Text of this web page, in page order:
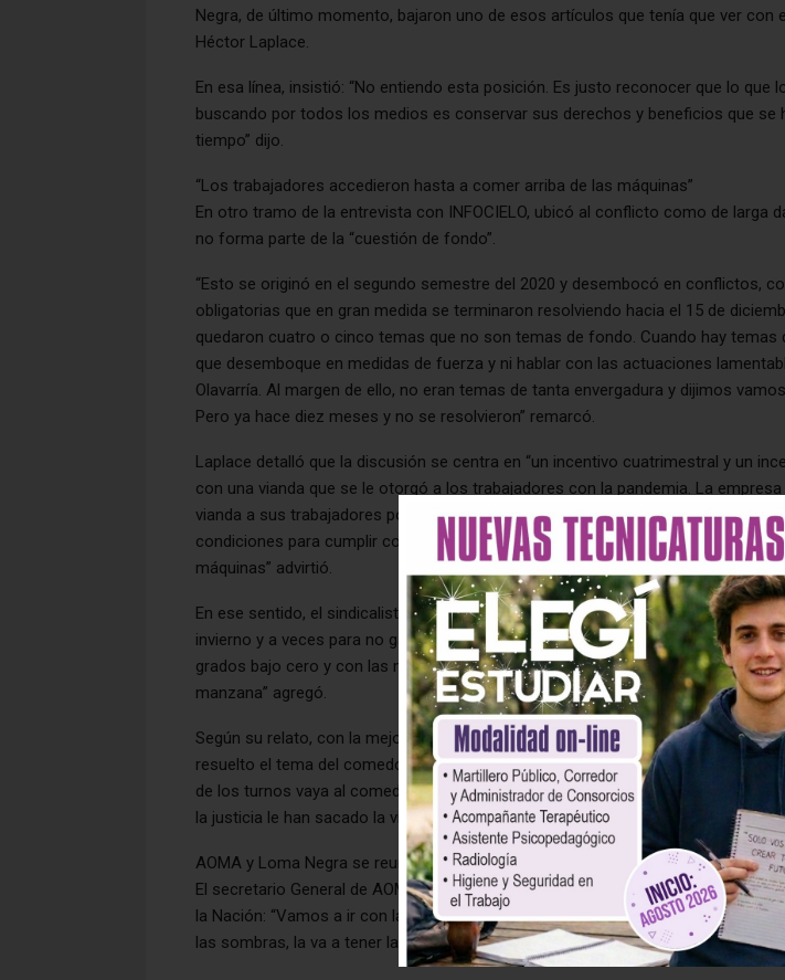
Negra, de último momento, bajaron uno de esos artículos que tenía que ver con
Héctor Laplace.
En esa línea, insistió: “No entiendo esta posición. Es justo reconocer que lo que
buscando por todos los medios es conservar sus derechos y beneficios que se
tiempo” dijo.
“Los trabajadores accedieron hasta a comer arriba de las máquinas”
En otro tramo de la entrevista con INFOCIELO, ubicó al conflicto como de larga
no forma parte de la “cuestión de fondo”.
“Esto se originó en el segundo semestre del 2020 y desembocó en conflictos,
obligatorias que en gran medida se terminaron resolviendo hacia el 15 de
quedaron cuatro o cinco temas que no son temas de fondo. Cuando hay temas
que desemboque en medidas de fuerza y ni hablar con las actuaciones
Olavarría. Al margen de ello, no eran temas de tanta envergadura y dijimos
Pero ya hace diez meses y no se resolvieron” remarcó.
Laplace detalló que la discusión se centra en “un incentivo cuatrimestral y un
con una vianda que se le otorgó a los trabajadores con la pandemia. La
vianda a sus trabajadores porque lo primero en reconocer fue que no tenían los
condiciones para cumplir con los protocolos. Los trabajadores accedieron
máquinas” advirtió.
En ese sentido, el sindicalista de AOMA consideró “justo que se reconozca que
invierno y a veces para no gastar combustible nos hacían parar las máquinas.
grados bajo cero y con las máquinas paradas y sin calefacción para poder
manzana” agregó.
Según su relato, con la mejora de la situación sanitaria “nos dicen vamos a
resuelto el tema del comedor porque se han ampliado las instalaciones y eso
de los turnos vaya al comedor, entonces le sacamos la vianda. Hace 48 horas,
la justicia le han sacado la vianda a los trabajadores” afirmó.
AOMA y Loma Negra se reunirán este lunes en el ministerio de Trabajo
El secretario General de AOMA, adelantó que el lunes habrá una audiencia en el
la Nación: “Vamos a ir con las mejores opiniones para tratar de resolverlo, pero
las sombras, la va a tener la empresa Loma Negra” sostuvo Héctor Laplace.